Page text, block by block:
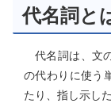
代名詞と
代名詞は、文
の代わりに使う
たり、指し示し